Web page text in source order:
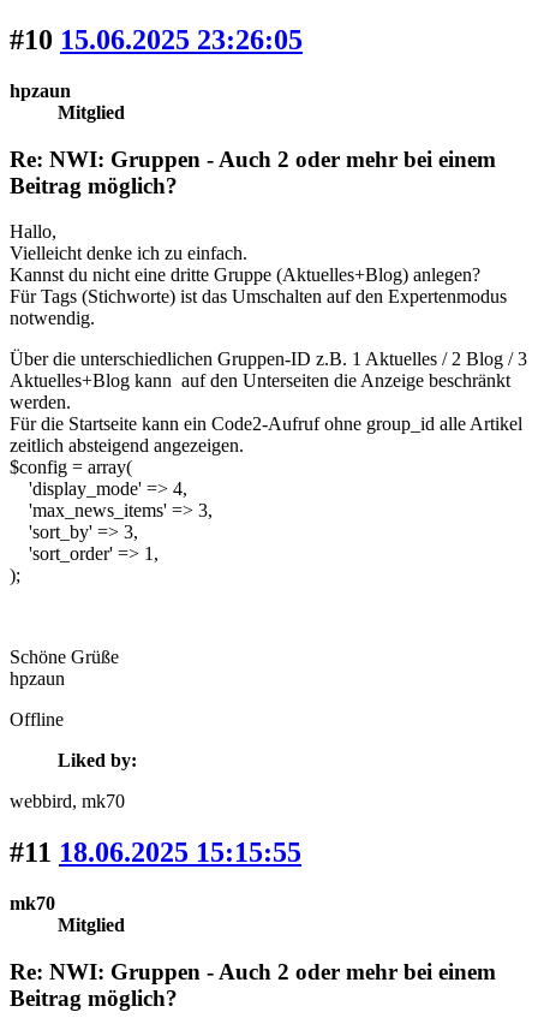
#10 15.06.2025 23:26:05
hpzaun
Mitglied
Re: NWI: Gruppen - Auch 2 oder mehr bei einem
Beitrag möglich?
Hallo,
Vielleicht denke ich zu einfach.
Kannst du nicht eine dritte Gruppe (Aktuelles+Blog) anlegen?
Für Tags (Stichworte) ist das Umschalten auf den Expertenmodus
notwendig.
Über die unterschiedlichen Gruppen-ID z.B. 1 Aktuelles / 2 Blog / 3
Aktuelles+Blog kann auf den Unterseiten die Anzeige beschränkt
werden.
Für die Startseite kann ein Code2-Aufruf ohne group_id alle Artikel
zeitlich absteigend angezeigen.
$config = array(
'display_mode' => 4,
'max_news_items' => 3,
'sort_by' => 3,
'sort_order' => 1,
);
Schöne Grüße
hpzaun
Offline
Liked by:
webbird, mk70
#11 18.06.2025 15:15:55
mk70
Mitglied
Re: NWI: Gruppen - Auch 2 oder mehr bei einem
Beitrag möglich?